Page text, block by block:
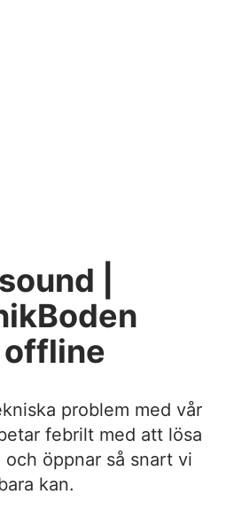
|
offline
problem med vår
febrilt med att lösa
och öppnar så snart vi
kan.